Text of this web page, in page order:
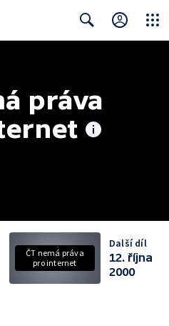
práva
ČT nemá práva
pro internet
Další díl
12. října
2000